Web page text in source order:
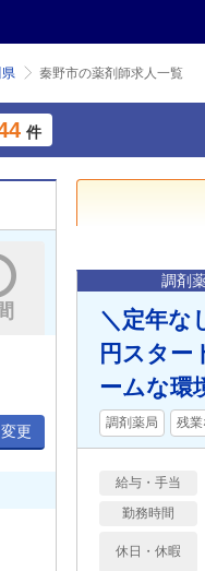
秦野市の薬剤師求人一覧
件
変更
調剤
＼定年な
円スター
ームな環
調剤薬局 残業
給与・手当
勤務時間
休日・休暇